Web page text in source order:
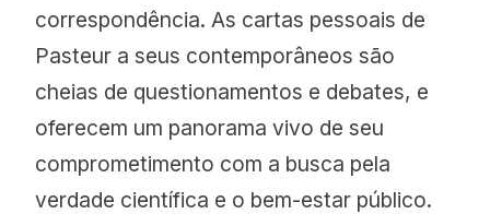
correspondência. As cartas pessoais de
Pasteur a seus contemporâneos são
cheias de questionamentos e debates, e
oferecem um panorama vivo de seu
comprometimento com a busca pela
verdade científica e o bem-estar público.